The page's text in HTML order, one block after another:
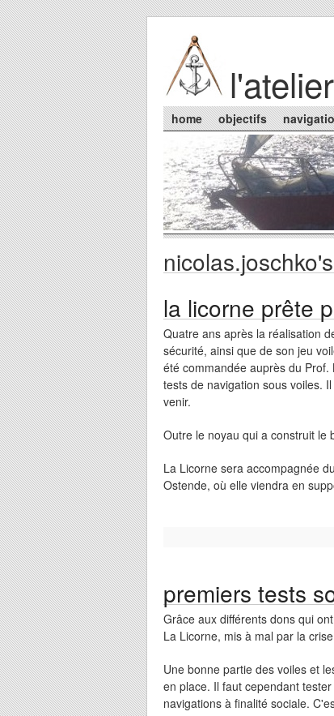
Skip to main content
l'atelier
Main menu
home objectifs
You are here
la licorne prête
Quatre ans après la réalisation
sécurité, ainsi que de son jeu
été commandée auprès du
tests de navigation sous voiles.
venir.
Outre le noyau qui a construit le
La Licorne sera accompagnée
Ostende, où elle viendra en
premiers tests
Grâce aux différents dons qui
La Licorne, mis à mal par la
Une bonne partie des voiles et
en place. Il faut cependant
navigations à finalité sociale.